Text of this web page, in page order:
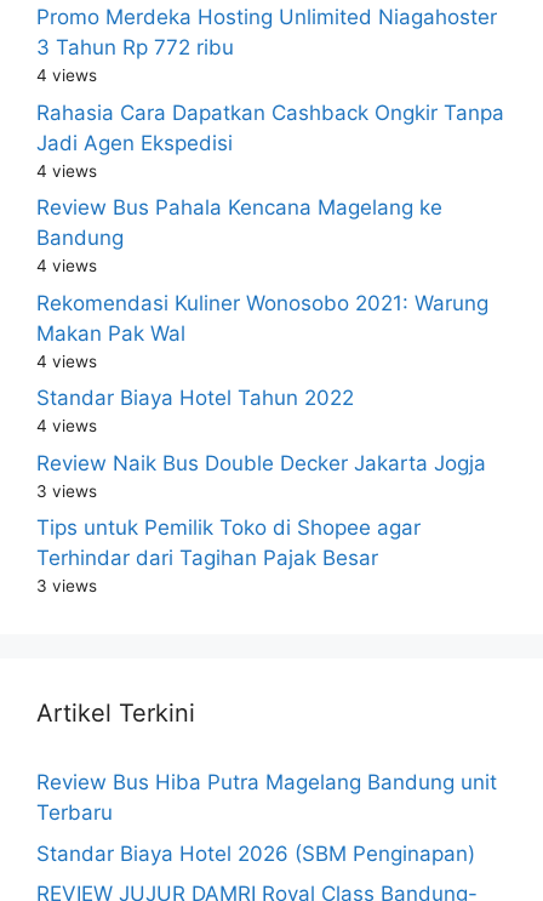
Promo Merdeka Hosting Unlimited Niagahoster
3 Tahun Rp 772 ribu
4 views
Rahasia Cara Dapatkan Cashback Ongkir Tanpa
Jadi Agen Ekspedisi
4 views
Review Bus Pahala Kencana Magelang ke
Bandung
4 views
Rekomendasi Kuliner Wonosobo 2021: Warung
Makan Pak Wal
4 views
Standar Biaya Hotel Tahun 2022
4 views
Review Naik Bus Double Decker Jakarta Jogja
3 views
Tips untuk Pemilik Toko di Shopee agar
Terhindar dari Tagihan Pajak Besar
3 views
Artikel Terkini
Review Bus Hiba Putra Magelang Bandung unit
Terbaru
Standar Biaya Hotel 2026 (SBM Penginapan)
REVIEW JUJUR DAMRI Royal Class Bandung-